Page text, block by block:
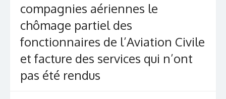
compagnies aériennes le
chômage partiel des
fonctionnaires de l’Aviation Civile
et facture des services qui n’ont
pas été rendus